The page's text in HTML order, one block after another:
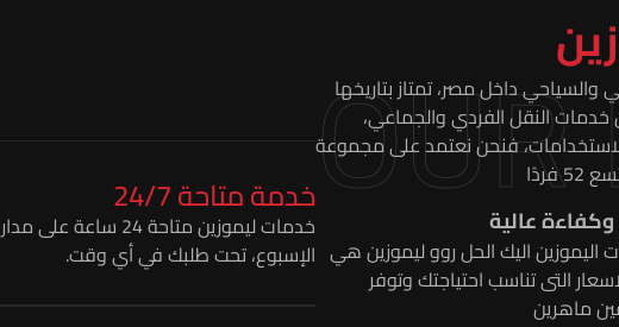
داخل مصر، تمتاز بتاريخها
خدمات النقل الفردي والجماعي،
فنحن نعتمد على مجموعة
عالية
اليك الحل روو ليموزين هي
التى تناسب احتياجتك وتوفر
ماهرين
خدمة متاحة 24/7
خدمات ليموزين متاحة 24 ساعة على مدار
الإسبوع، تحت طلبك في أي وقت.